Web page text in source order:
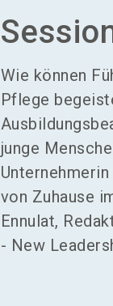
Wie können
Pflege
junge
von Zuhause
Ennulat,
- New